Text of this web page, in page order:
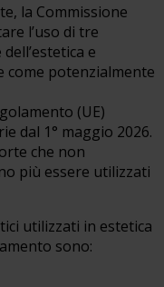
la Commissione
l’uso di tre
e
come potenzialmente
(UE)
dal 1° maggio 2026.
che non
più essere utilizzati
utilizzati in estetica
sono: